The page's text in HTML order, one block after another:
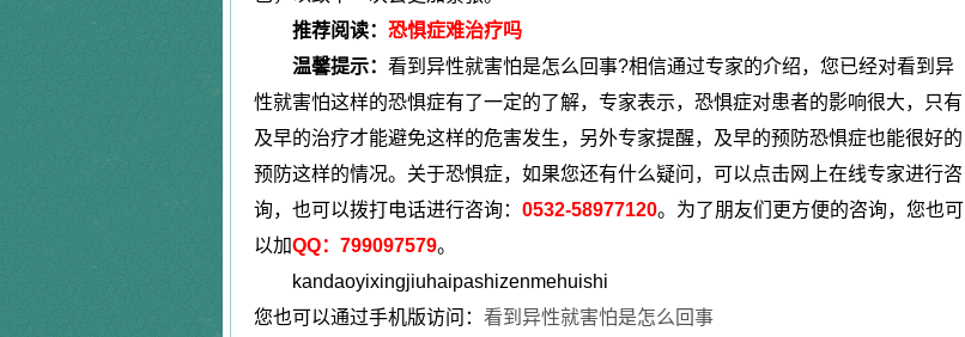
推荐阅读： 恐惧症难治疗吗
温馨提示： 看到异性就害怕是怎么回事?相信通过专家的介绍，您已经对看到异
性就害怕这样的恐惧症有了一定的了解，专家表示，恐惧症对患者的影响很大，只有
及早的治疗才能避免这样的危害发生，另外专家提醒，及早的预防恐惧症也能很好的
预防这样的情况。关于恐惧症，如果您还有什么疑问，可以点击网上在线专家进行咨
询，也可以拨打电话进行咨询： 0532-58977120。为了朋友们更方便的咨询，您也可
以加QQ：799097579。
kandaoyixingjiuhaipashizenmehuishi
您也可以通过手机版访问： 看到异性就害怕是怎么回事